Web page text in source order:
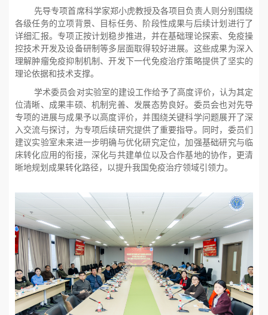
先导专项首席科学家郑小虎教授及各项目负责人则分别围绕
各级任务的立项背景、目标任务、阶段性成果与后续计划进行了
详细汇报。专项正按计划稳步推进，并在基础理论探索、免疫操
控技术开发及设备研制等多层面取得较好进展。这些成果为深入
理解肿瘤免疫抑制机制、开发下一代免疫治疗策略提供了坚实的
理论依据和技术支撑。
学术委员会对实验室的建设工作给予了高度评价，认为其定
位清晰、成果丰硕、机制完善、发展态势良好。委员会也对先导
专项的进展与成果予以高度评价，并围绕关键科学问题展开了深
入交流与探讨，为专项后续研究提供了重要指导。同时，委员们
建议实验室未来进一步明确与优化研究定位，加强基础研究与临
床转化应用的衔接，深化与共建单位以及合作基地的协作，更清
晰地规划成果转化路径，以提升我国免疫治疗领域引领力。